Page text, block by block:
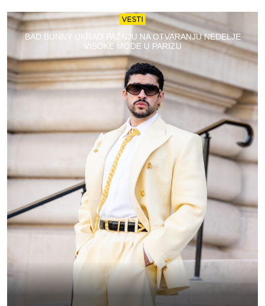
VESTI
BAD BUNNY UKRAO PAŽNJU NA OTVARANJU NEDELJE
VISOKE MODE U PARIZU